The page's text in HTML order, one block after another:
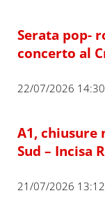
Serata pop-
concerto al
22/07/2026 14:30
A1,
Sud – Incisa
21/07/2026 13:12